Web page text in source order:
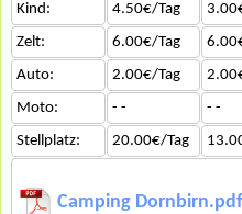
Kind: 4.50€/Tag
Zelt:
6.00€/Tag
Auto:
2.00€/Tag
Moto:
- - - -
Stellplatz:
20.00€/Tag
Camping Dornbirn.pdf